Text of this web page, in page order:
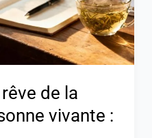
de la
vivante :